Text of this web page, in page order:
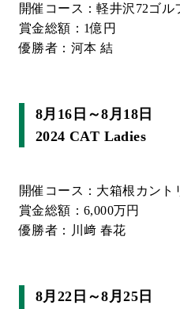
開催コース：軽井沢72ゴル
賞金総額：1億円
優勝者：河本 結
8月16日～8月18日
2024 CAT Ladies
開催コース：大箱根カント
賞金総額：6,000万円
優勝者：川﨑 春花
8月22日～8月25日